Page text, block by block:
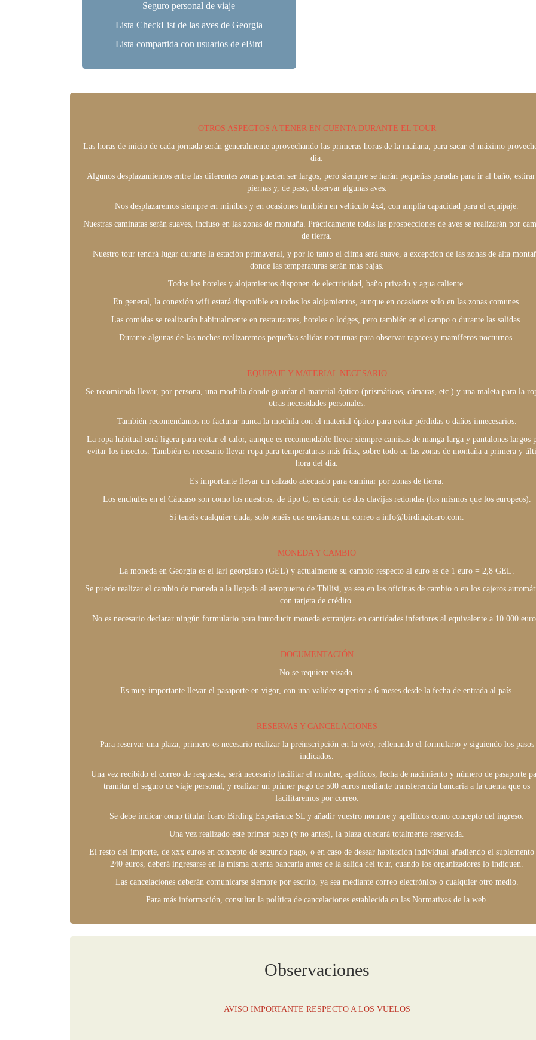
Seguro personal de viaje
Lista CheckList de las aves de Georgia
Lista compartida con usuarios de eBird
OTROS ASPECTOS A TENER EN CUENTA DURANTE EL TOUR
Las horas de inicio de cada jornada serán generalmente aprovechando las primeras horas de la mañana, para sacar el máximo
día.
Algunos desplazamientos entre las diferentes zonas pueden ser largos, pero siempre se harán pequeñas paradas para ir al baño,
piernas y, de paso, observar algunas aves.
Nos desplazaremos siempre en minibús y en ocasiones también en vehículo 4x4, con amplia capacidad para el equipaje.
Nuestras caminatas serán suaves, incluso en las zonas de montaña. Prácticamente todas las prospecciones de aves se realizarán por
de tierra.
Nuestro tour tendrá lugar durante la estación primaveral, y por lo tanto el clima será suave, a excepción de las zonas de alta
donde las temperaturas serán más bajas.
Todos los hoteles y alojamientos disponen de electricidad, baño privado y agua caliente.
En general, la conexión wifi estará disponible en todos los alojamientos, aunque en ocasiones solo en las zonas comunes.
Las comidas se realizarán habitualmente en restaurantes, hoteles o lodges, pero también en el campo o durante las salidas.
Durante algunas de las noches realizaremos pequeñas salidas nocturnas para observar rapaces y mamíferos nocturnos.
EQUIPAJE Y MATERIAL NECESARIO
Se recomienda llevar, por persona, una mochila donde guardar el material óptico (prismáticos, cámaras, etc.) y una maleta para la
otras necesidades personales.
También recomendamos no facturar nunca la mochila con el material óptico para evitar pérdidas o daños innecesarios.
La ropa habitual será ligera para evitar el calor, aunque es recomendable llevar siempre camisas de manga larga y pantalones largos
evitar los insectos. También es necesario llevar ropa para temperaturas más frías, sobre todo en las zonas de montaña a primera y
hora del día.
Es importante llevar un calzado adecuado para caminar por zonas de tierra.
Los enchufes en el Cáucaso son como los nuestros, de tipo C, es decir, de dos clavijas redondas (los mismos que los europeos).
Si tenéis cualquier duda, solo tenéis que enviarnos un correo a info@birdingicaro.com.
MONEDA Y CAMBIO
La moneda en Georgia es el lari georgiano (GEL) y actualmente su cambio respecto al euro es de 1 euro = 2,8 GEL.
Se puede realizar el cambio de moneda a la llegada al aeropuerto de Tbilisi, ya sea en las oficinas de cambio o en los cajeros
con tarjeta de crédito.
No es necesario declarar ningún formulario para introducir moneda extranjera en cantidades inferiores al equivalente a 10.000
DOCUMENTACIÓN
No se requiere visado.
Es muy importante llevar el pasaporte en vigor, con una validez superior a 6 meses desde la fecha de entrada al país.
RESERVAS Y CANCELACIONES
Para reservar una plaza, primero es necesario realizar la preinscripción en la web, rellenando el formulario y siguiendo los pasos
indicados.
Una vez recibido el correo de respuesta, será necesario facilitar el nombre, apellidos, fecha de nacimiento y número de pasaporte
tramitar el seguro de viaje personal, y realizar un primer pago de 500 euros mediante transferencia bancaria a la cuenta que os
facilitaremos por correo.
Se debe indicar como titular Ícaro Birding Experience SL y añadir vuestro nombre y apellidos como concepto del ingreso.
Una vez realizado este primer pago (y no antes), la plaza quedará totalmente reservada.
El resto del importe, de xxx euros en concepto de segundo pago, o en caso de desear habitación individual añadiendo el suplemento
240 euros, deberá ingresarse en la misma cuenta bancaria antes de la salida del tour, cuando los organizadores lo indiquen.
Las cancelaciones deberán comunicarse siempre por escrito, ya sea mediante correo electrónico o cualquier otro medio.
Para más información, consultar la política de cancelaciones establecida en las Normativas de la web.
Observaciones
AVISO IMPORTANTE RESPECTO A LOS VUELOS